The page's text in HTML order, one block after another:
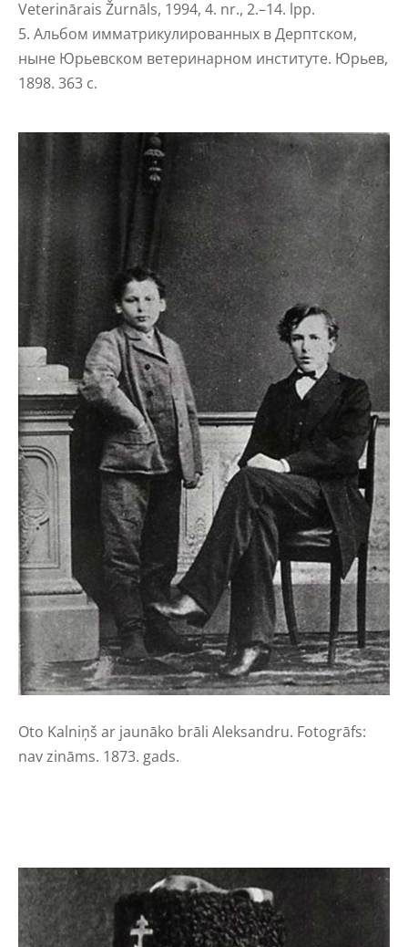
Veterinārais Žurnāls, 1994, 4. nr., 2.–14. lpp.
5. Альбом имматрикулированных в Дерптском,
ныне Юрьевском ветеринарном институте. Юрьев,
1898. 363 с.
Oto Kalniņš ar jaunāko brāli Aleksandru. Fotogrāfs:
nav zināms. 1873. gads.